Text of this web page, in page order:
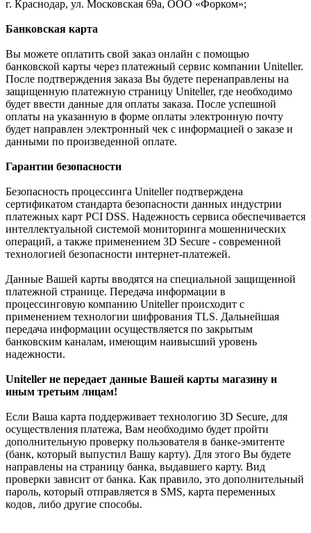
г. Краснодар, ул. Московская 69а, ООО «Форком»;
Банковская карта
Вы можете оплатить свой заказ онлайн с помощью
банковской карты через платежный сервис компании Uniteller.
После подтверждения заказа Вы будете перенаправлены на
защищенную платежную страницу Uniteller, где необходимо
будет ввести данные для оплаты заказа. После успешной
оплаты на указанную в форме оплаты электронную почту
будет направлен электронный чек с информацией о заказе и
данными по произведенной оплате.
Гарантии безопасности
Безопасность процессинга Uniteller подтверждена
сертификатом стандарта безопасности данных индустрии
платежных карт PCI DSS. Надежность сервиса обеспечивается
интеллектуальной системой мониторинга мошеннических
операций, а также применением 3D Secure - современной
технологией безопасности интернет-платежей.
Данные Вашей карты вводятся на специальной защищенной
платежной странице. Передача информации в
процессинговую компанию Uniteller происходит с
применением технологии шифрования TLS. Дальнейшая
передача информации осуществляется по закрытым
банковским каналам, имеющим наивысший уровень
надежности.
Uniteller не передает данные Вашей карты магазину и
иным третьим лицам!
Если Ваша карта поддерживает технологию 3D Secure, для
осуществления платежа, Вам необходимо будет пройти
дополнительную проверку пользователя в банке-эмитенте
(банк, который выпустил Вашу карту). Для этого Вы будете
направлены на страницу банка, выдавшего карту. Вид
проверки зависит от банка. Как правило, это дополнительный
пароль, который отправляется в SMS, карта переменных
кодов, либо другие способы.